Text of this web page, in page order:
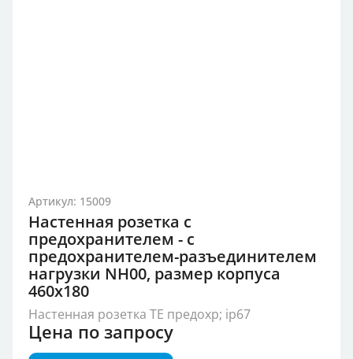
Артикул: 15009
Настенная розетка с
предохранителем - с
предохранителем-разъединителем
нагрузки NH00, размер корпуса
460x180
Настенная розетка TE предохр; ip67
Цена по запросу